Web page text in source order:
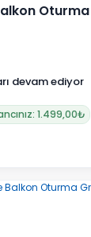
devam ediyor
1.499,00₺